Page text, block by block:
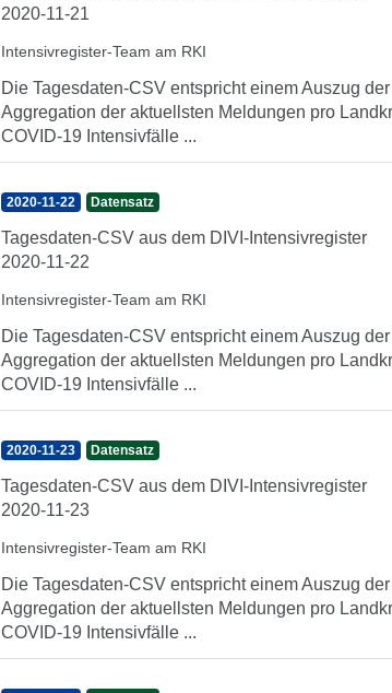
2020-11-21
Intensivregister-Team am RKI
Die Tagesdaten-CSV entspricht einem Auszug
Aggregation der aktuellsten Meldungen pro
COVID-19 Intensivfälle ...
2020-11-22 Datensatz
Tagesdaten-CSV aus dem DIVI-Intensivregister
2020-11-22
Intensivregister-Team am RKI
Die Tagesdaten-CSV entspricht einem Auszug
Aggregation der aktuellsten Meldungen pro
COVID-19 Intensivfälle ...
2020-11-23 Datensatz
Tagesdaten-CSV aus dem DIVI-Intensivregister
2020-11-23
Intensivregister-Team am RKI
Die Tagesdaten-CSV entspricht einem Auszug
Aggregation der aktuellsten Meldungen pro
COVID-19 Intensivfälle ...